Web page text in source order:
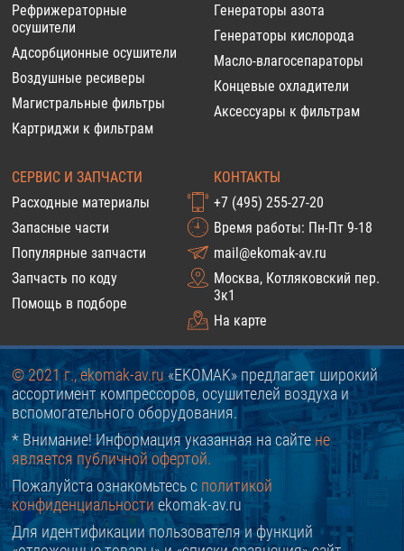
Рефрижераторные
осушители
Адсорбционные осушители
Воздушные ресиверы
Магистральные фильтры
Картриджи к фильтрам
Генераторы азота
Генераторы кислорода
Масло-влагосепараторы
Концевые охладители
Аксессуары к фильтрам
СЕРВИС И ЗАПЧАСТИ
Расходные материалы
Запасные части
Популярные запчасти
Запчасть по коду
Помощь в подборе
КОНТАКТЫ
+7 (495) 255-27-20
Время работы: Пн-Пт 9-18
mail@ekomak-av.ru
Москва, Котляковский пер.
3к1
На карте
© 2021 г., ekomak-av.ru «EKOMAK» предлагает широкий
ассортимент компрессоров, осушителей воздуха и
вспомогательного оборудования.
* Внимание! Информация указанная на сайтене
является публичной офертой.
Пожалуйста ознакомьтесь с политикой
конфиденциальности ekomak-av.ru
Для идентификации пользователя и функций